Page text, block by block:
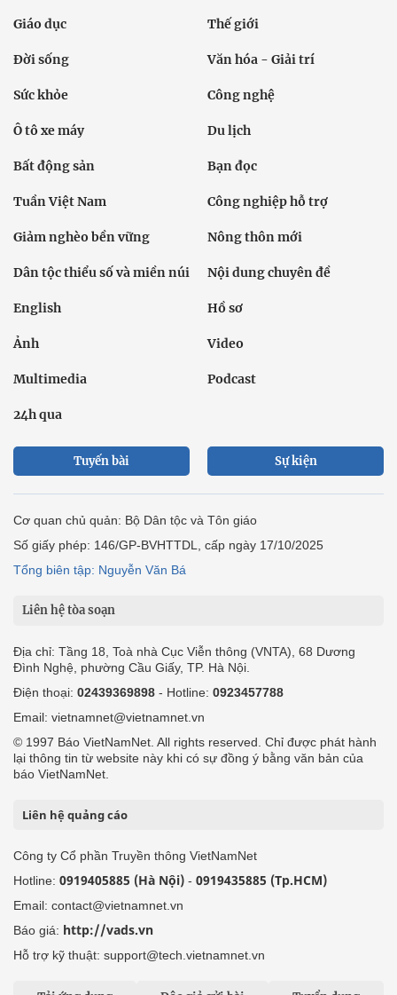
Giáo dục Thế giới
Đời sống Văn hóa - Giải trí
Sức khỏe Công nghệ
Ô tô xe máy Du lịch
Bất động sản Bạn đọc
Tuần Việt Nam Công nghiệp hỗ trợ
Giảm nghèo bền vững Nông thôn mới
Dân tộc thiểu số và miền núi Nội dung chuyên đề
English Hồ sơ
Ảnh Video
Multimedia Podcast
24h qua
Tuyến bài Sự kiện
Cơ quan chủ quản: Bộ Dân tộc và Tôn giáo
Số giấy phép: 146/GP-BVHTTDL, cấp ngày 17/10/2025
Tổng biên tập: Nguyễn Văn Bá
Liên hệ tòa soạn
Địa chỉ: Tầng 18, Toà nhà Cục Viễn thông (VNTA), 68 Dương
Đình Nghệ, phường Cầu Giấy, TP. Hà Nội.
Điện thoại: 02439369898 - Hotline: 0923457788
Email: vietnamnet@vietnamnet.vn
© 1997 Báo VietNamNet. All rights reserved. Chỉ được phát hành
lại thông tin từ website này khi có sự đồng ý bằng văn bản của
báo VietNamNet.
Liên hệ quảng cáo
Công ty Cổ phần Truyền thông VietNamNet
Hotline: 0919405885 (Hà Nội) - 0919435885 (Tp.HCM)
Email: contact@vietnamnet.vn
Báo giá: http://vads.vn
Hỗ trợ kỹ thuật: support@tech.vietnamnet.vn